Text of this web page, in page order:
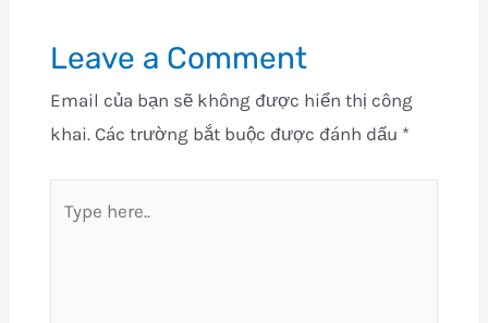
Leave a Comment
Email của bạn sẽ không được hiển thị công
khai. Các trường bắt buộc được đánh dấu *
here..